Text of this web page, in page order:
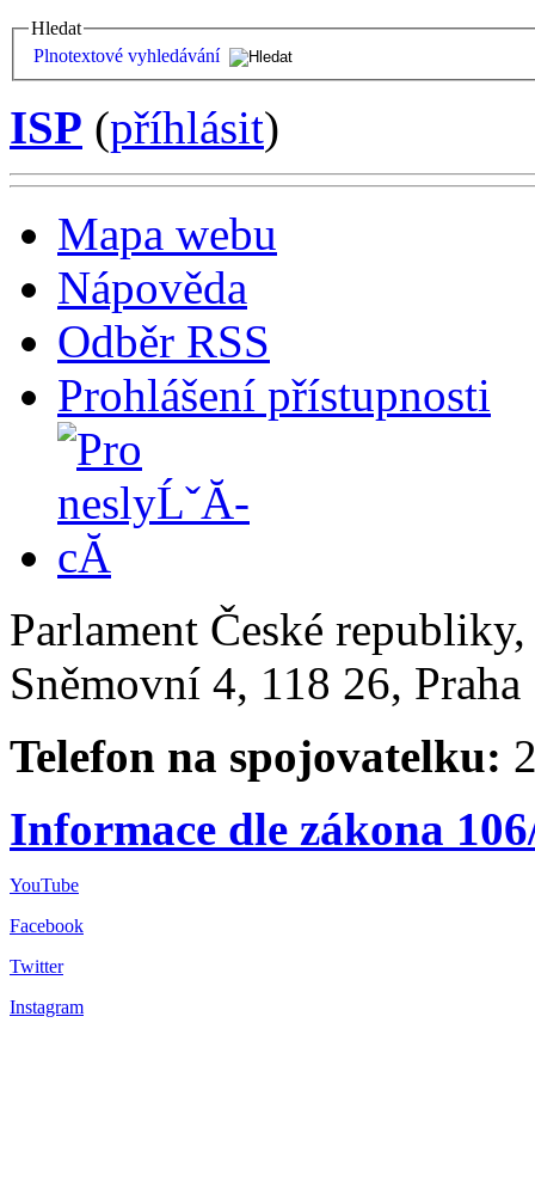
Hledat
Plnotextové vyhledávání
ISP (příhlásit)
Mapa webu
Nápověda
Odběr RSS
Prohlášení přístupnosti
Parlament České
Sněmovní 4, 118 26,
Telefon na spojovatelku:
Informace dle zákona
YouTube
Facebook
Twitter
Instagram